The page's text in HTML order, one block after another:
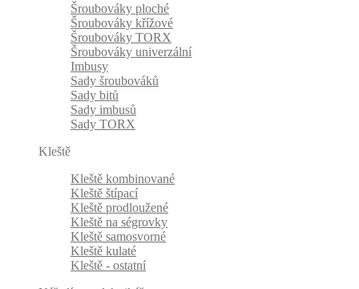
Šroubováky ploché
Šroubováky křížové
Šroubováky TORX
Šroubováky univerzální
Imbusy
Sady šroubováků
Sady bitů
Sady imbusů
Sady TORX
Kleště
Kleště kombinované
Kleště štípací
Kleště prodloužené
Kleště na ségrovky
Kleště samosvorné
Kleště kulaté
Kleště - ostatní